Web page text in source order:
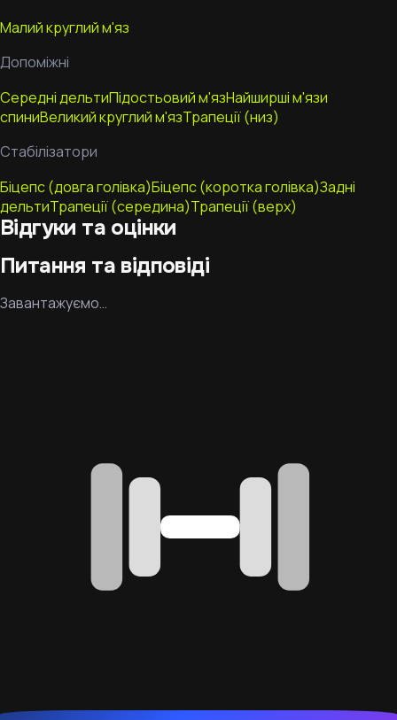
Малий круглий м'яз
Допоміжні
Середні дельтиПідостьовий м'язНайширші м'язи
спиниВеликий круглий м'язТрапеції (низ)
Стабілізатори
Біцепс (довга голівка)Біцепс (коротка голівка)Задні
дельтиТрапеції (середина)Трапеції (верх)
Відгуки та оцінки
Питання та відповіді
Завантажуємо…